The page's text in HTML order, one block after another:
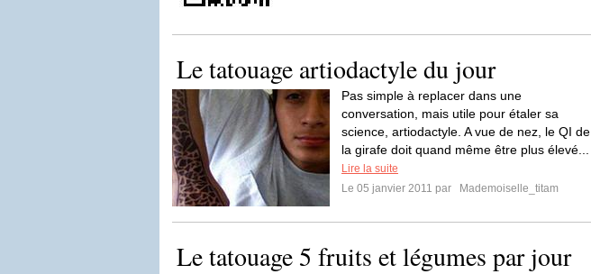
Le tatouage artiodactyle du jour
Pas simple à replacer dans une
conversation, mais utile pour étaler sa
science, artiodactyle. A vue de nez, le QI de
la girafe doit quand même être plus élevé...
Lire la suite
Le 05 janvier 2011 par
Mademoiselle_titam
Le tatouage 5 fruits et légumes par jour